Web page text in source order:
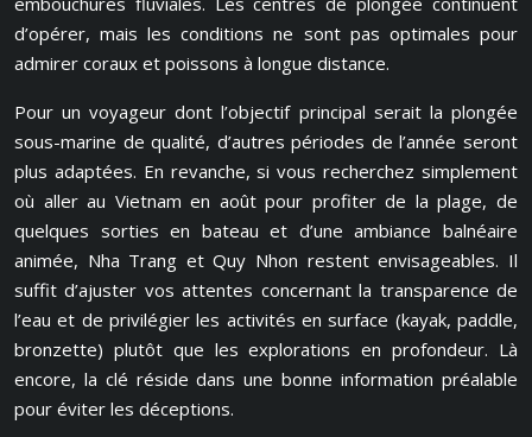
d’opérer, mais les conditions ne sont pas optimales pour
admirer coraux et poissons à longue distance.
Pour un voyageur dont l’objectif principal serait la plongée
sous-marine de qualité, d’autres périodes de l’année seront
plus adaptées. En revanche, si vous recherchez simplement
où aller au Vietnam en août pour profiter de la plage, de
quelques sorties en bateau et d’une ambiance balnéaire
animée, Nha Trang et Quy Nhon restent envisageables. Il
suffit d’ajuster vos attentes concernant la transparence de
l’eau et de privilégier les activités en surface (kayak, paddle,
bronzette) plutôt que les explorations en profondeur. Là
encore, la clé réside dans une bonne information préalable
pour éviter les déceptions.